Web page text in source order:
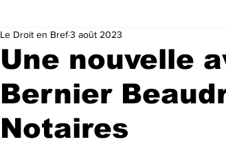
Une nouvelle
Bernier
Notaires
Le Droit en Bref3 août 2023